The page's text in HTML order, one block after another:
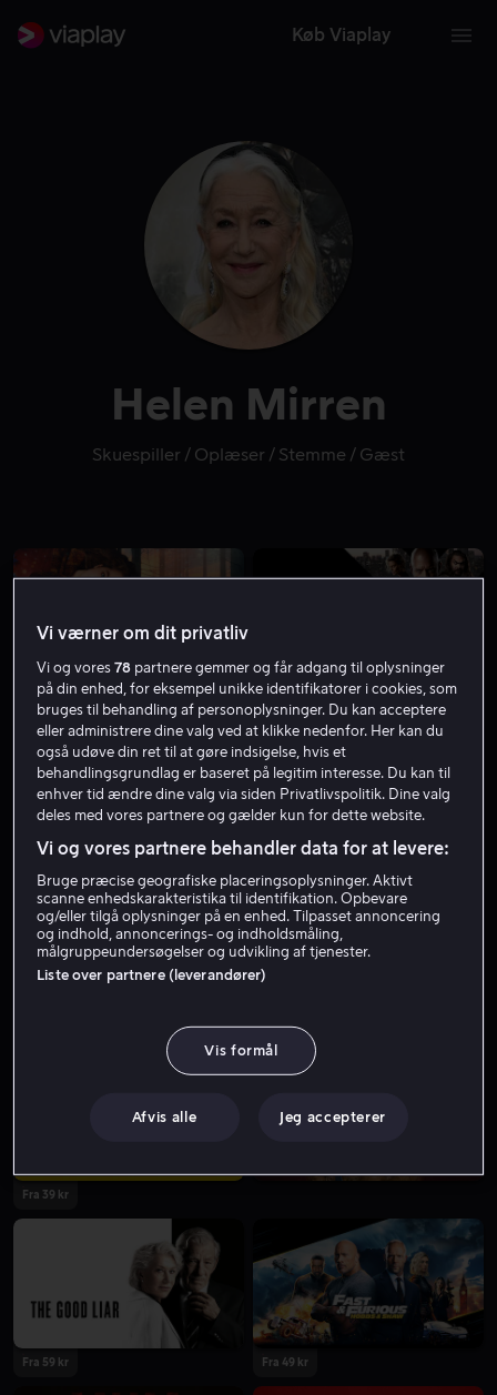
Køb Viaplay
Helen Mirren
Skuespiller Oplæser Stemme Gæst
Fra 59 kr Fra 49 kr
Fra 49 kr
Fra 39 kr
Fra 59 kr Fra 49 kr
Vi værner om dit privatliv
Vi og vores78 partnere gemmer og får adgang til oplysninger
på din enhed, for eksempel unikke identifikatorer i cookies, som
bruges til behandling af personoplysninger. Du kan acceptere
eller administrere dine valg ved at klikke nedenfor. Her kan du
også udøve din ret til at gøre indsigelse, hvis et
behandlingsgrundlag er baseret på legitim interesse. Du kan til
enhver tid ændre dine valg via siden Privatlivspolitik. Dine valg
deles med vores partnere og gælder kun for dette website.
Vi og vores partnere behandler data for at levere:
Bruge præcise geografiske placeringsoplysninger. Aktivt
scanne enhedskarakteristika til identifikation. Opbevare
og/eller tilgå oplysninger på en enhed. Tilpasset annoncering
og indhold, annoncerings- og indholdsmåling,
målgruppeundersøgelser og udvikling af tjenester.
Liste over partnere (leverandører)
Vis formål
Afvis alle Jeg accepterer